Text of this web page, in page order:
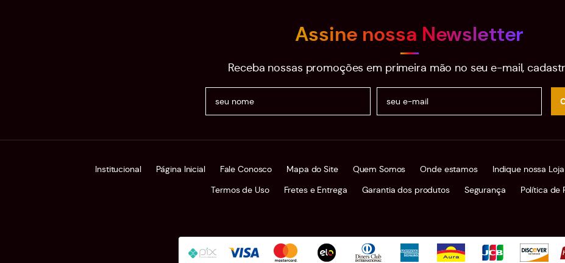
Assine nossa Newsletter
Receba nossas promoções em primeira mão no seu e-mail,
Institucional Página Inicial Fale Conosco Mapa do Site Quem Somos Onde estamos Indique nossa Loja
Termos de Uso
Fretes e Entrega Garantia dos produtos Segurança Política de